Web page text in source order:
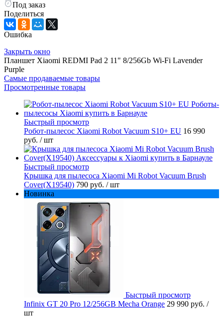
Под заказ
Поделиться
Ошибка
Закрыть окно
Планшет Xiaomi REDMI Pad 2 11" 8/256Gb Wi-Fi Lavender
Purple
Самые продаваемые товары
Просмотренные товары
Быстрый просмотр
Робот-пылесос Xiaomi Robot Vacuum S10+ EU 16 990
руб. / шт
Быстрый просмотр
Крышка для пылесоса Xiaomi Mi Robot Vacuum Brush
Cover(X19540) 790 руб. / шт
Новинка
Быстрый просмотр
Infinix GT 20 Pro 12/256GB Mecha Orange 29 990 руб. /
шт